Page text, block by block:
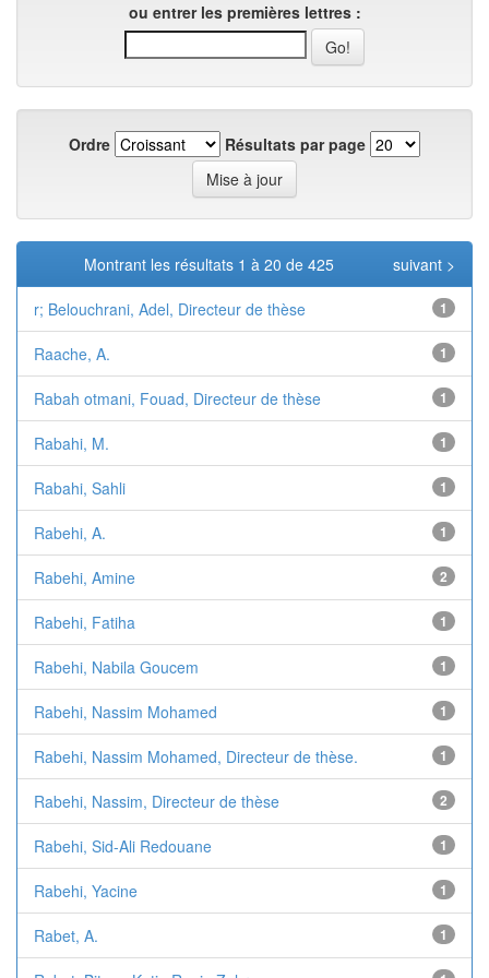
ou entrer les premières lettres :
Ordre Résultats par page
Montrant les résultats 1 à 20 de 425 suivant >
r; Belouchrani, Adel, Directeur de thèse 1
Raache, A. 1
Rabah otmani, Fouad, Directeur de thèse 1
Rabahi, M. 1
Rabahi, Sahli 1
Rabehi, A. 1
Rabehi, Amine 2
Rabehi, Fatiha 1
Rabehi, Nabila Goucem 1
Rabehi, Nassim Mohamed 1
Rabehi, Nassim Mohamed, Directeur de thèse. 1
Rabehi, Nassim, Directeur de thèse 2
Rabehi, Sid-Ali Redouane 1
Rabehi, Yacine 1
Rabet, A. 1